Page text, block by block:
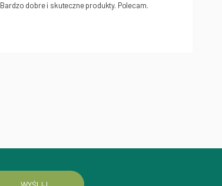
Bardzo dobre i skuteczne produkty. Polecam.